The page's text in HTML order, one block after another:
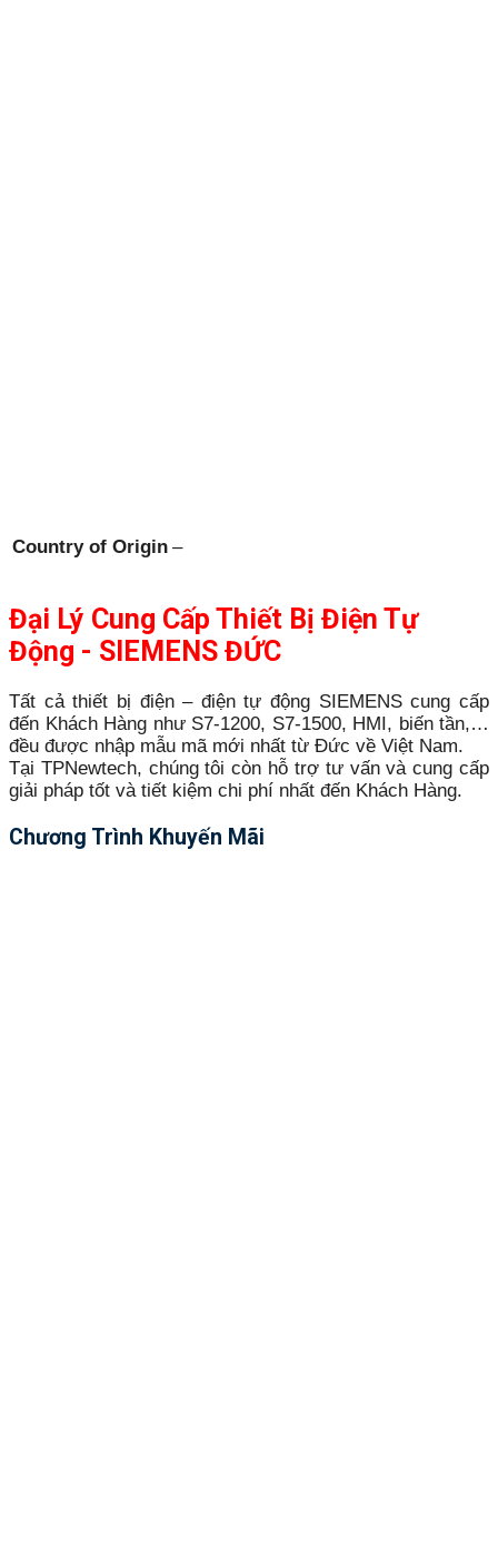
Country of Origin –
Đại Lý Cung Cấp Thiết Bị Điện Tự
Động - SIEMENS ĐỨC
Tất cả thiết bị điện – điện tự động SIEMENS cung cấp
đến Khách Hàng như S7-1200, S7-1500, HMI, biến tần,…
đều được nhập mẫu mã mới nhất từ Đức về Việt Nam.
Tại TPNewtech, chúng tôi còn hỗ trợ tư vấn và cung cấp
giải pháp tốt và tiết kiệm chi phí nhất đến Khách Hàng.
Chương Trình Khuyến Mãi